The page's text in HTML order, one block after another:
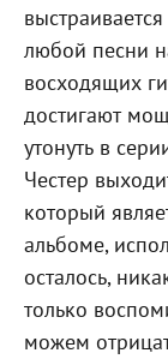
любой песни
восходящих
достигают
утонуть в
Честер
который
альбоме,
осталось,
только
можем